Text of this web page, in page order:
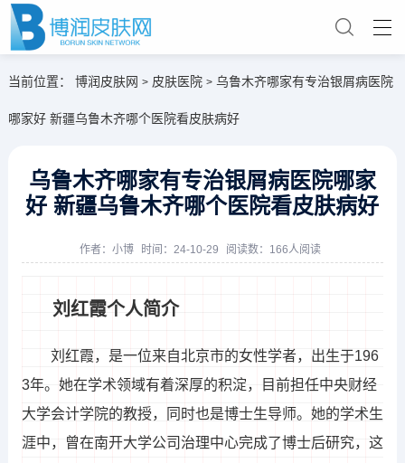
当前位置： 博润皮肤网 > 皮肤医院 > 乌鲁木齐哪家有专治银屑病医院
哪家好 新疆乌鲁木齐哪个医院看皮肤病好
乌鲁木齐哪家有专治银屑病医院哪家
好 新疆乌鲁木齐哪个医院看皮肤病好
作者： 小博 时间：24-10-29 阅读数：166人阅读
刘红霞个人简介
刘红霞，是一位来自北京市的女性学者，出生于196
3年。她在学术领域有着深厚的积淀，目前担任中央财经
大学会计学院的教授，同时也是博士生导师。她的学术生
涯中，曾在南开大学公司治理中心完成了博士后研究，这